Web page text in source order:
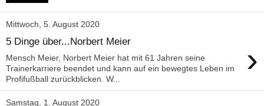
Mittwoch, 5. August 2020
5 Dinge über...Norbert Meier ›
Mensch Meier, Norbert Meier hat mit 61 Jahren seine
Trainerkarriere beendet und kann auf ein bewegtes Leben im
Profifußball zurückblicken. W...
Samstag, 1. August 2020